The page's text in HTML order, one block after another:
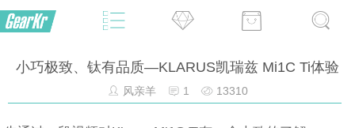
小巧极致、钛有品质—KLARUS凯瑞兹 Mi1C Ti体验
风亲羊 1 13310